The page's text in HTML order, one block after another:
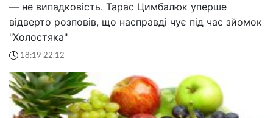
— не випадковість. Тарас Цимбалюк уперше
відверто розповів, що насправді чує під час зйомок
"Холостяка"
18:19 22.12